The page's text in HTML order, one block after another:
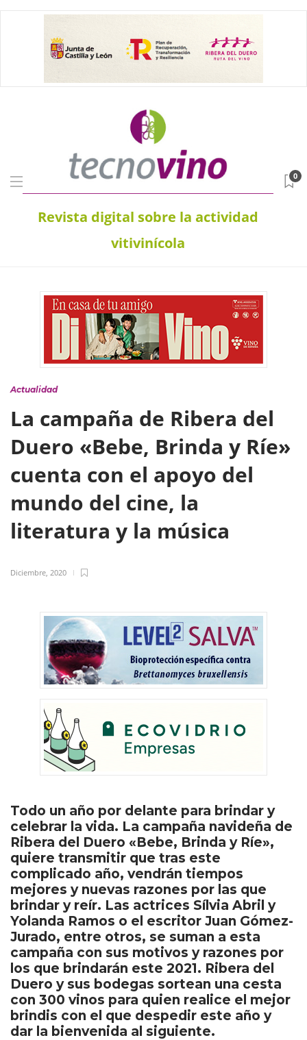
Revista digital sobre la actividad
vitivinícola
0
Actualidad
La campaña de Ribera del
Duero «Bebe, Brinda y Ríe»
cuenta con el apoyo del
mundo del cine, la
literatura y la música
Diciembre, 2020
Todo un año por delante para brindar y
celebrar la vida. La campaña navideña de
Ribera del Duero «Bebe, Brinda y Ríe»,
quiere transmitir que tras este
complicado año, vendrán tiempos
mejores y nuevas razones por las que
brindar y reír. Las actrices Sílvia Abril y
Yolanda Ramos o el escritor Juan Gómez-
Jurado, entre otros, se suman a esta
campaña con sus motivos y razones por
los que brindarán este 2021. Ribera del
Duero y sus bodegas sortean una cesta
con 300 vinos para quien realice el mejor
brindis con el que despedir este año y
dar la bienvenida al siguiente.